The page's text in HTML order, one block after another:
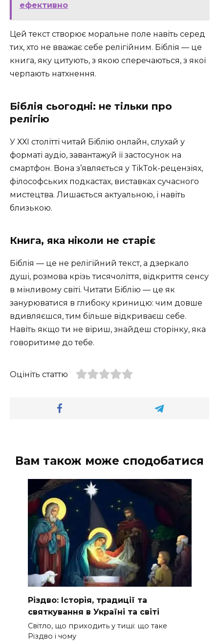
ефективно
Цей текст створює моральне поле навіть серед
тих, хто не вважає себе релігійним. Біблія — це
книга, яку цитують, з якою сперечаються, з якої
черпають натхнення.
Біблія сьогодні: не тільки про
релігію
У ХХІ столітті читай Біблію онлайн, слухай у
форматі аудіо, завантажуй її застосунок на
смартфон. Вона з’являється у TikTok-рецензіях,
філософських подкастах, виставках сучасного
мистецтва. Лишається актуальною, і навіть
близькою.
Книга, яка ніколи не старіє
Біблія — це не релігійний текст, а дзеркало
душі, розмова крізь тисячоліття, відкриття сенсу
в мінливому світі. Читати Біблію — це як
занурюватися в глибоку криницю: чим довше
вдивляєшся, тим більше відкриваєш себе.
Навіть якщо ти не віриш, знайдеш сторінку, яка
говоритиме до тебе.
Оцініть статтю
Вам також може сподобатися
Різдво: Історія, традиції та
святкування в Україні та світі
Світло, що приходить у тиші: що таке
Різдво і чому